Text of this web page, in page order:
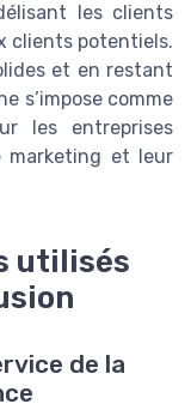
les clients
clients potentiels.
et en restant
s’impose comme
les entreprises
marketing et leur
utilisés
de la